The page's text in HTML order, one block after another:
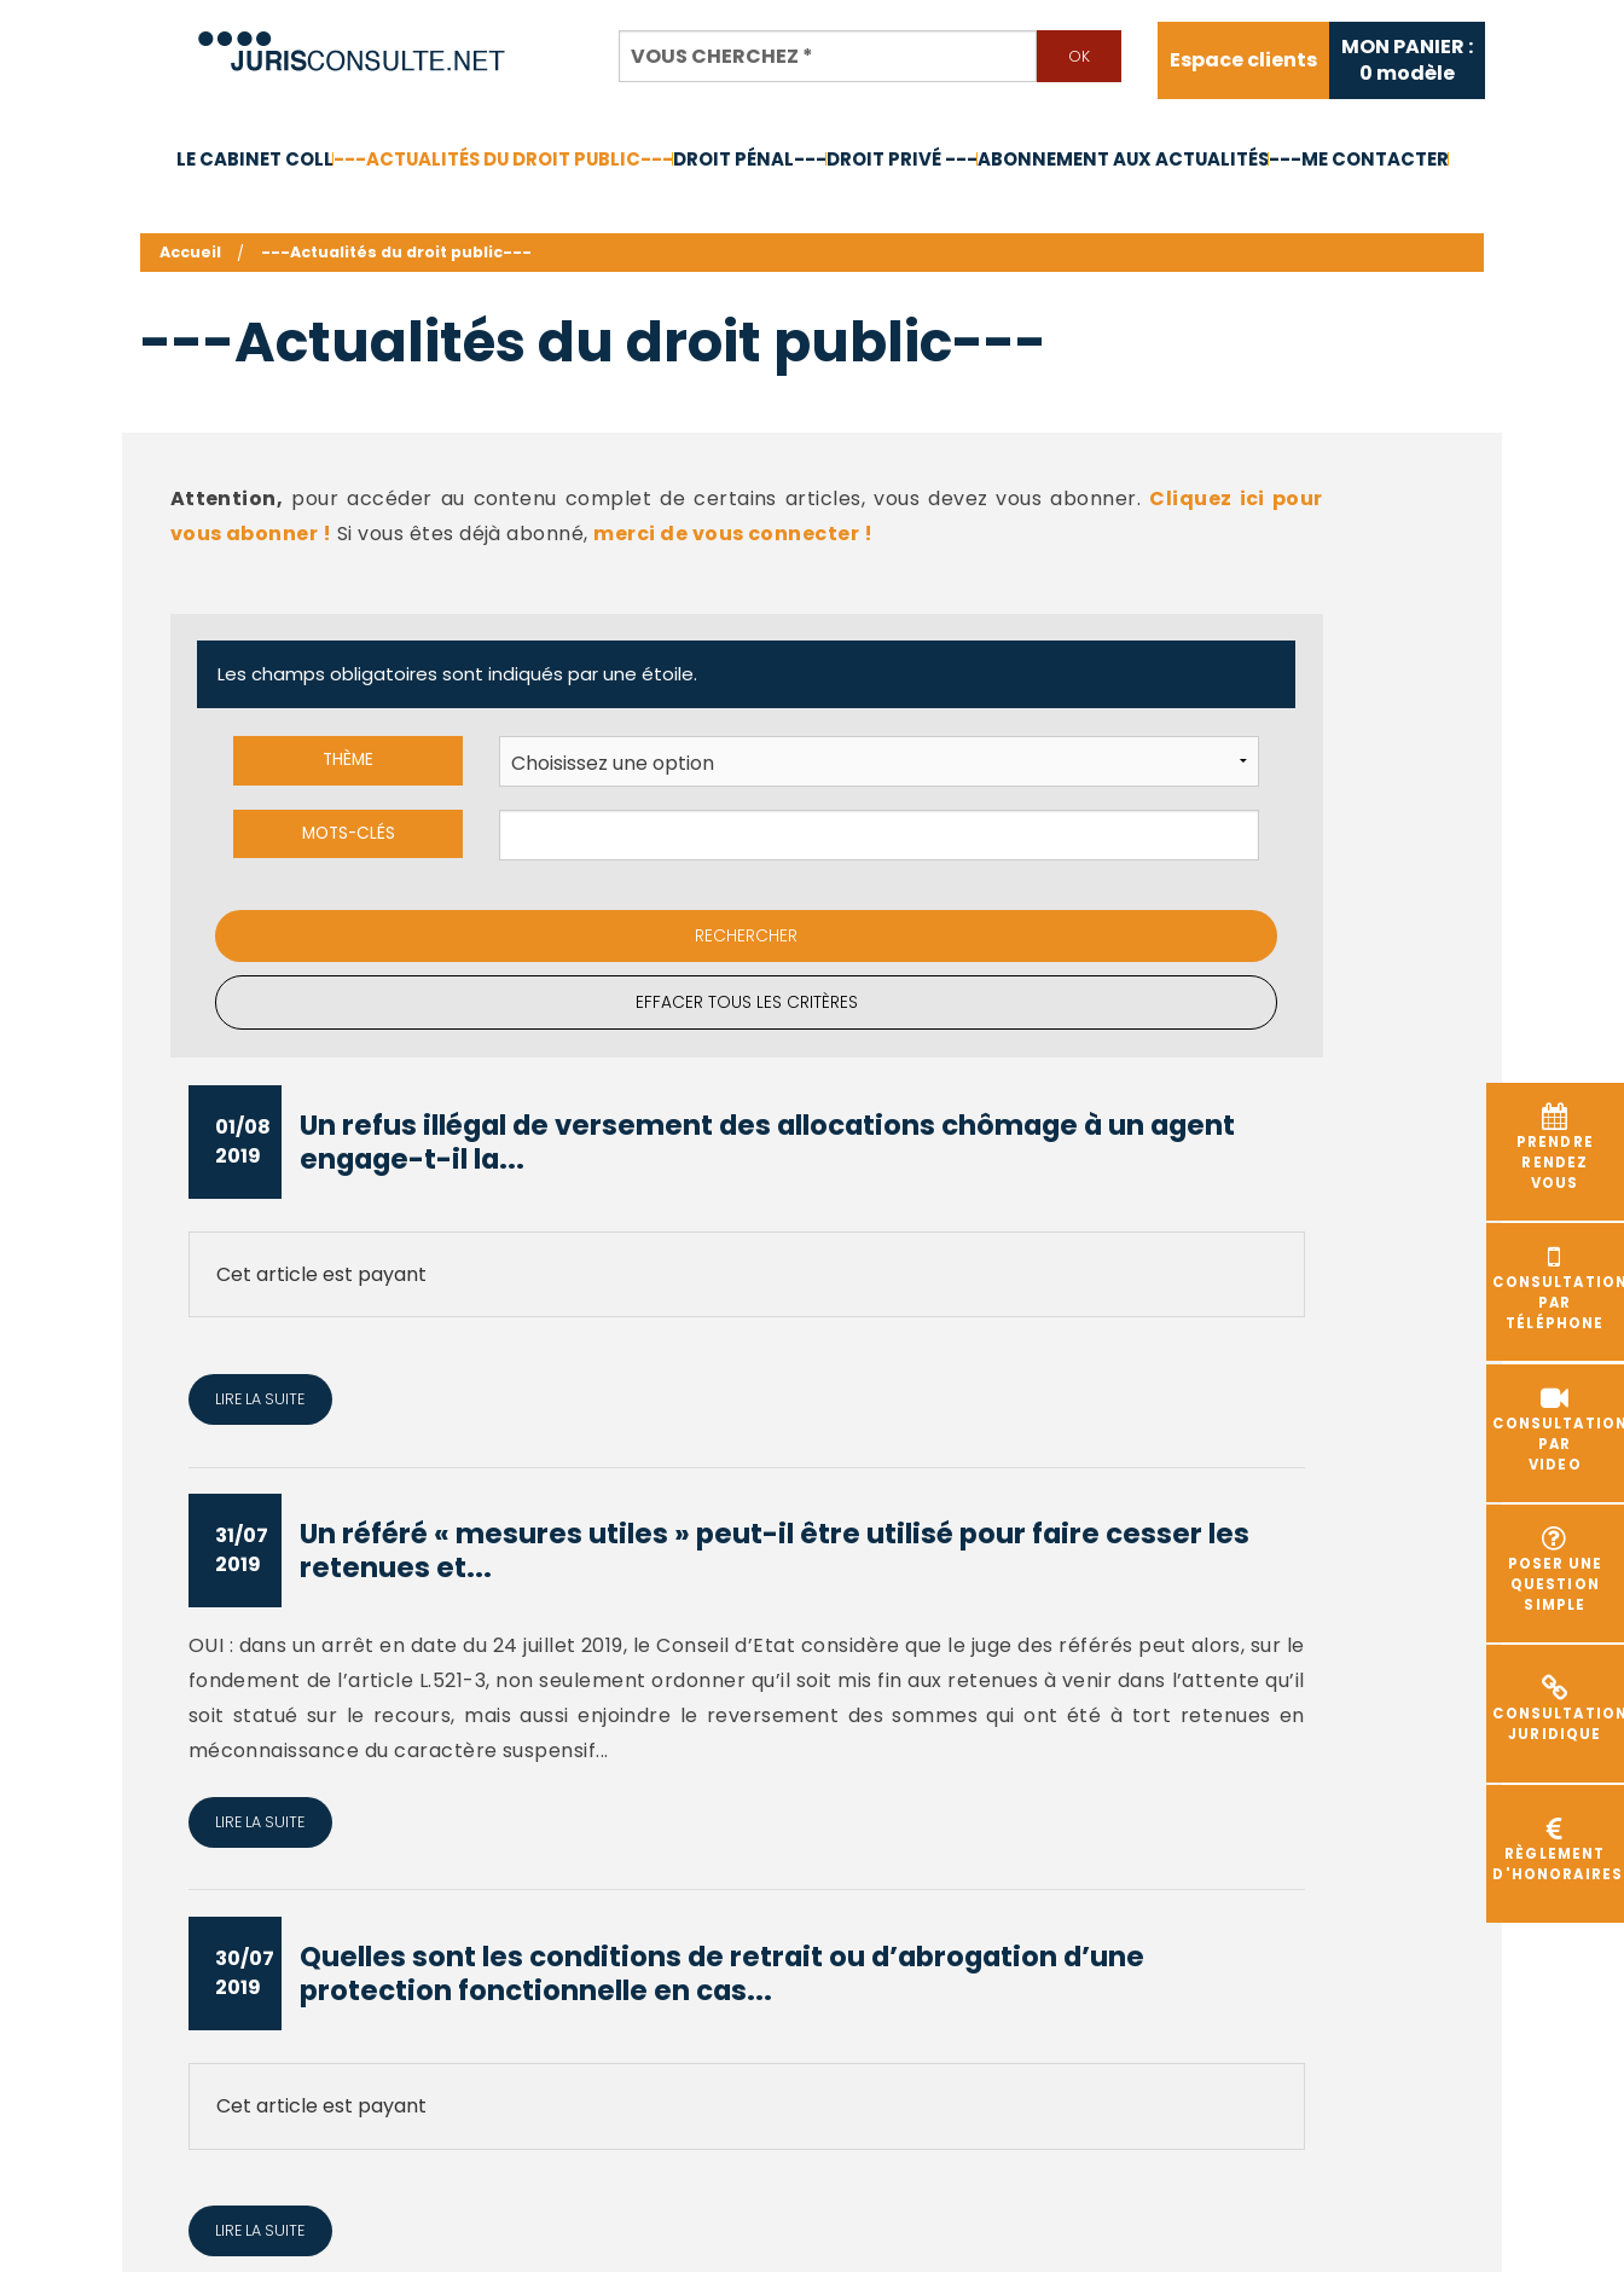
Espace clients
MON PANIER :
0 modèle
LE CABINET COLL---ACTUALITÉS DU DROIT PUBLIC---DROIT PÉNAL---DROIT PRIVÉ ---ABONNEMENT AUX ACTUALITÉS---ME CONTACTER
PRENDRE
RENDEZ
VOUS
PAR
TÉLÉPHONE
PAR
VIDEO
POSER UNE
QUESTION
SIMPLE
JURIDIQUE
RÈGLEMENT
D'HONORAIRES
Accueil ---Actualités du droit public---
---Actualités du droit public---
Attention, pour accéder au contenu complet de certains articles, vous devez vous abonner. Cliquez ici pour
vous abonner ! Si vous êtes déjà abonné, merci de vous connecter !
Les champs obligatoires sont indiqués par une étoile.
THÈME
MOTS-CLÉS
EFFACER TOUS LES CRITÈRES
01/08
2019
Un refus illégal de versement des allocations chômage à un agent
engage-t-il la...
Cet article est payant
LIRE LA SUITE
31/07
2019
Un référé « mesures utiles » peut-il être utilisé pour faire cesser les
retenues et...
OUI : dans un arrêt en date du 24 juillet 2019, le Conseil d’Etat considère que le juge des référés peut alors, sur le
fondement de l’article L.521-3, non seulement ordonner qu’il soit mis fin aux retenues à venir dans l’attente qu’il
soit statué sur le recours, mais aussi enjoindre le reversement des sommes qui ont été à tort retenues en
méconnaissance du caractère suspensif...
LIRE LA SUITE
30/07
2019
Quelles sont les conditions de retrait ou d’abrogation d’une
protection fonctionnelle en cas...
Cet article est payant
LIRE LA SUITE